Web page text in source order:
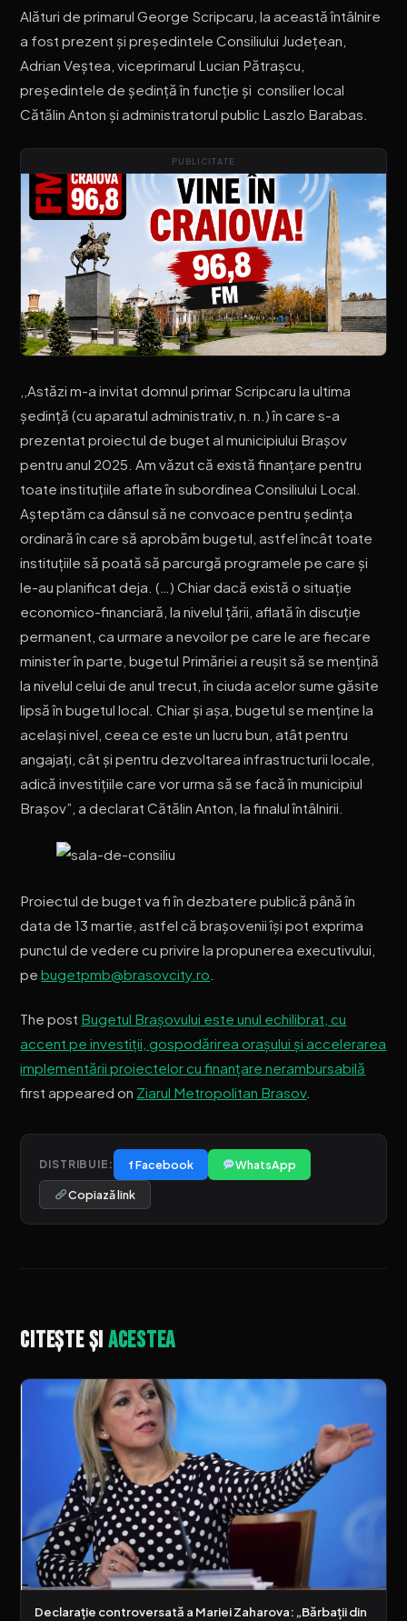
Alături de primarul George Scripcaru, la această întâlnire
a fost prezent și președintele Consiliului Județean,
Adrian Veștea, viceprimarul Lucian Pătrașcu,
președintele de ședință în funcție și consilier local
Cătălin Anton și administratorul public Laszlo Barabas.
PUBLICITATE
,,Astăzi m-a invitat domnul primar Scripcaru la ultima
ședință (cu aparatul administrativ, n. n.) în care s-a
prezentat proiectul de buget al municipiului Brașov
pentru anul 2025. Am văzut că există finanțare pentru
toate instituțiile aflate în subordinea Consiliului Local.
Așteptăm ca dânsul să ne convoace pentru ședința
ordinară în care să aprobăm bugetul, astfel încât toate
instituțiile să poată să parcurgă programele pe care și
le-au planificat deja. (…) Chiar dacă există o situație
economico-financiară, la nivelul țării, aflată în discuție
permanent, ca urmare a nevoilor pe care le are fiecare
minister în parte, bugetul Primăriei a reușit să se mențină
la nivelul celui de anul trecut, în ciuda acelor sume găsite
lipsă în bugetul local. Chiar și așa, bugetul se menține la
același nivel, ceea ce este un lucru bun, atât pentru
angajați, cât și pentru dezvoltarea infrastructurii locale,
adică investițiile care vor urma să se facă în municipiul
Brașov”, a declarat Cătălin Anton, la finalul întâlnirii.
Proiectul de buget va fi în dezbatere publică până în
data de 13 martie, astfel că brașovenii își pot exprima
punctul de vedere cu privire la propunerea executivului,
pebugetpmb@brasovcity.ro
The post Bugetul Brașovului este unul echilibrat, cu
accent pe investiții, gospodărirea orașului și accelerarea
implementării proiectelor cu finanțare nerambursabilă
first appeared on Ziarul Metropolitan Brasov.
DISTRIBUIE: f Facebook WhatsApp
Copiază link
Citește șiacestea
Declarație controversată a Mariei Zaharova: „Bărbații din